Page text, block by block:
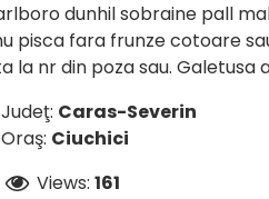
dunhil sobraine pall
pisca fara frunze cotoare
la nr din poza sau. Galetusa
Judeţ: Caras-Severin
Oraş: Ciuchici
Views:161